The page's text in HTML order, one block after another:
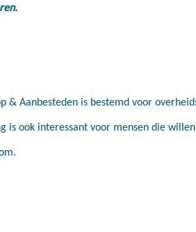
& Aanbesteden is bestemd voor
is ook interessant voor mensen die